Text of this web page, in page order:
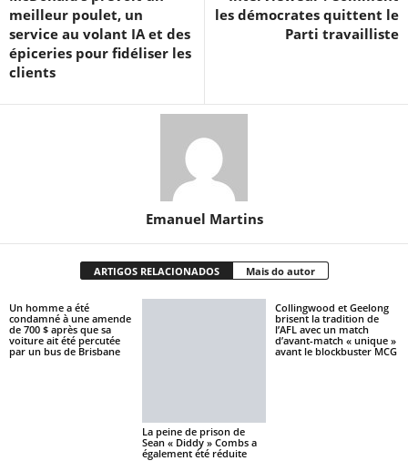
meilleur poulet, un
service au volant IA et des
épiceries pour fidéliser les
clients
les démocrates quittent le
Parti travailliste
Emanuel Martins
ARTIGOS RELACIONADOS Mais do autor
Un homme a été
condamné à une amende
de 700 $ après que sa
voiture ait été percutée
par un bus de Brisbane
La peine de prison de
Sean « Diddy » Combs a
également été réduite
Collingwood et Geelong
brisent la tradition de
l’AFL avec un match
d’avant-match « unique »
avant le blockbuster MCG